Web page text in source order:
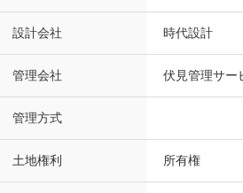
設計会社 時代設計
管理会社 伏見管理サー
管理方式
土地権利 所有権